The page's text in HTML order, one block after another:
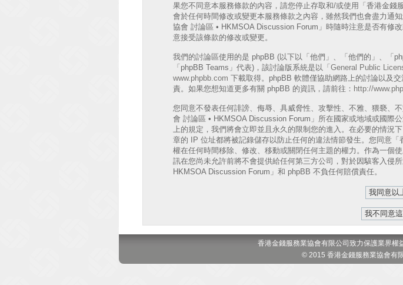
果您不同意本服務條款的內容，請您停止存取和/或使用「香港金
會於任何時間修改或變更本服務條款之內容，雖然我們也會盡力通
協會 討論區 • HKMSOA Discussion Forum」時隨時注意是否有修
意接受該條款的修改或變更。
我們的討論區使用的是 phpBB (以下以「他們」、「他們的」、「
「phpBB Teams」代表)，該討論版系統是以「 General Public
www.phpbb.com 下載取得。phpBB 軟體僅協助網路上的討論以及
責。如果您想知道更多有關 phpBB 的資訊，請前往： http://
您同意不發表任何誹謗、侮辱、具威脅性、攻擊性、不雅、猥褻、
會 討論區 • HKMSOA Discussion Forum」所在國家或地域或國際
上的規定，我們將會立即並且永久的限制您的進入。在必要的情況
章的 IP 位址都將被記錄儲存以防止任何的違法情節發生。您同意
權在任何時間移除、修改、移動或關閉任何主題的權力。作為一個
訊在您尚未允許前將不會提供給任何第三方公司，對於因駭客入侵
HKMSOA Discussion Forum」和 phpBB 不負任何賠償責任。
香港金錢服務業協會有限公司致力保護業界權
© 2015 香港金錢服務業協會